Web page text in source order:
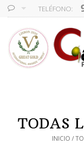
TELÉFONO:
TODAS
INICIO